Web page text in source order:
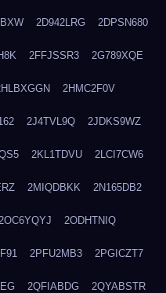
2D942LRG 2DPSN680
2FFJSSR3 2G789XQE
2HMC2F0V
2J4TVL9Q 2JDKS9WZ
2KL1TDVU 2LCI7CW6
2MIQDBKK 2N165DB2
2OC6YQYJ 2ODHTNIQ
2PFU2MB3 2PGICZT7
2QFIABDG 2QYABSTR